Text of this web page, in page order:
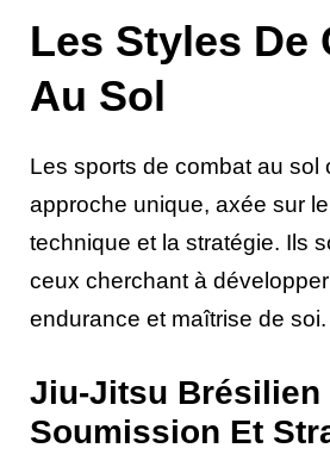
Les Styles De
Au Sol
Les sports de combat au sol
approche unique, axée sur
technique et la stratégie. Ils
ceux cherchant à
endurance et maîtrise de soi.
Jiu-Jitsu Brésilien
Soumission Et